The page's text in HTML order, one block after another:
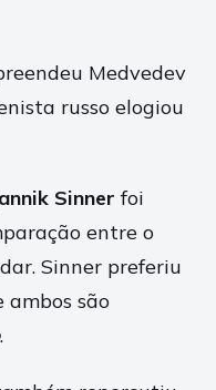
Medvedev
russo elogiou
Sinner foi
entre o
Sinner preferiu
ambos são
.